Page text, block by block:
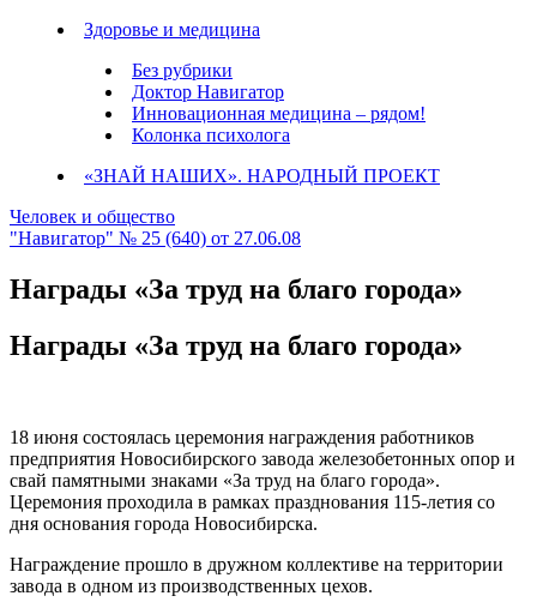
Здоровье и медицина
Без рубрики
Доктор Навигатор
Инновационная медицина – рядом!
Колонка психолога
«ЗНАЙ НАШИХ». НАРОДНЫЙ ПРОЕКТ
Человек и общество
"Навигатор" № 25 (640) от 27.06.08
Награды «За труд на благо города»
Награды «За труд на благо города»
18 июня состоялась церемония награждения работников
предприятия Новосибирского завода железобетонных опор и
свай памятными знаками «За труд на благо города».
Церемония проходила в рамках празднования 115-летия со
дня основания города Новосибирска.
Награждение прошло в дружном коллективе на территории
завода в одном из производственных цехов.